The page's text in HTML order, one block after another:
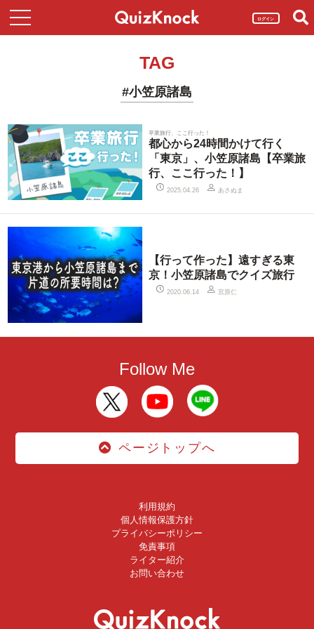
ログイン
TAG
#小笠原諸島
卒業旅行、ここ行った！
都心から24時間かけて行く
「東京」、小笠原諸島【卒業旅
行、ここ行った！】
2025.04.26 あさぬま
【行って作った】遠すぎる東
京！小笠原諸島でクイズ旅行
2020.06.14 宮原仁
Follow Me
ページトップへ
利用規約
個人情報保護方針
プライバシーポリシー
免責事項
ライター紹介
お問い合わせ